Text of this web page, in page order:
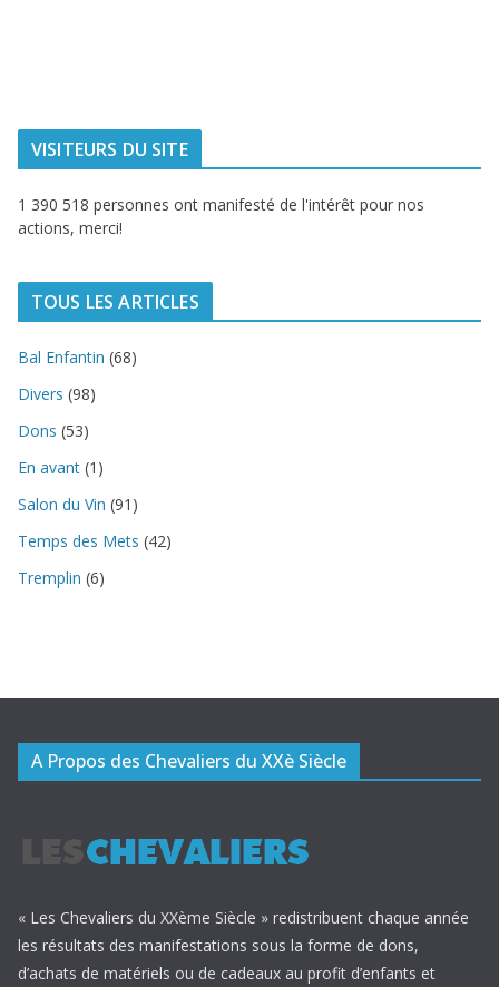
VISITEURS DU SITE
1 390 518 personnes ont manifesté de l'intérêt pour nos
actions, merci!
TOUS LES ARTICLES
Bal Enfantin (68)
Divers (98)
Dons (53)
En avant (1)
Salon du Vin (91)
Temps des Mets (42)
Tremplin (6)
A Propos des Chevaliers du XXè Siècle
« Les Chevaliers du XXème Siècle » redistribuent chaque année
les résultats des manifestations sous la forme de dons,
d’achats de matériels ou de cadeaux au profit d’enfants et